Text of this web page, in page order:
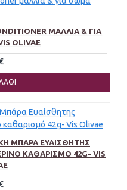
ΜΑΛΛΙΆ & ΓΙΑ
OLIVAE
ΜΠΆΡΑ ΕΥΑΊΣΘΗΤΗΣ
ΚΑΘΑΡΙΣΜΌ 42G- VIS